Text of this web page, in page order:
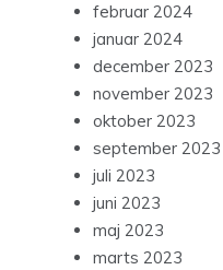
februar 2024
januar 2024
december 2023
november 2023
oktober 2023
september 2023
juli 2023
juni 2023
maj 2023
marts 2023